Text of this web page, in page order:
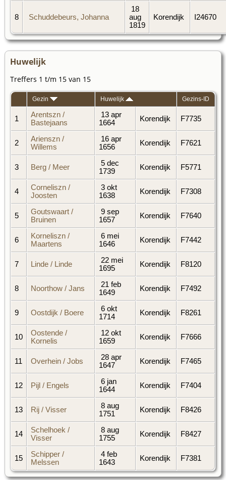
8 Schuddebeurs, Johanna
18
aug
1819
Korendijk I24670
Huwelijk
Treffers 1 t/m 15 van 15
Gezin Huwelijk Gezins-ID
1
Arentszn /
Bastejaans
13 apr
1664
Korendijk F7735
2
Arienszn /
Willems
16 apr
1656
Korendijk F7621
3 Berg / Meer
5 dec
1739
Korendijk F5771
4
Corneliszn /
Joosten
3 okt
1638
Korendijk F7308
5
Goutswaart /
Bruinen
9 sep
1657
Korendijk F7640
6
Korneliszn /
Maartens
6 mei
1646
Korendijk F7442
7 Linde / Linde
22 mei
1695
Korendijk F8120
8 Noorthow / Jans
21 feb
1649
Korendijk F7492
9 Oostdijk / Boere
6 okt
1714
Korendijk F8261
10
Oostende /
Kornelis
12 okt
1659
Korendijk F7666
11 Overhein / Jobs
28 apr
1647
Korendijk F7465
12 Pijl / Engels
6 jan
1644
Korendijk F7404
13 Rij / Visser
8 aug
1751
Korendijk F8426
14
Schelhoek /
Visser
8 aug
1755
Korendijk F8427
15
Schipper /
Melssen
4 feb
1643
Korendijk F7381